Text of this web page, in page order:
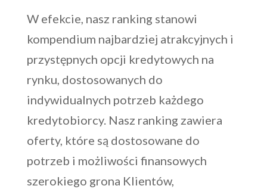
W efekcie, nasz ranking stanowi
kompendium najbardziej atrakcyjnych i
przystępnych opcji kredytowych na
rynku, dostosowanych do
indywidualnych potrzeb każdego
kredytobiorcy. Nasz ranking zawiera
oferty, które są dostosowane do
potrzeb i możliwości finansowych
szerokiego grona Klientów,